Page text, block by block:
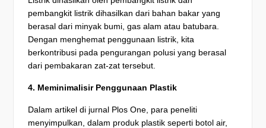
pembangkit listrik dihasilkan dari bahan bakar yang
berasal dari minyak bumi, gas alam atau batubara.
Dengan menghemat penggunaan listrik, kita
berkontribusi pada pengurangan polusi yang berasal
dari pembakaran zat-zat tersebut.
4. Meminimalisir Penggunaan Plastik
Dalam artikel di jurnal Plos One, para peneliti
menyimpulkan, dalam produk plastik seperti botol air,